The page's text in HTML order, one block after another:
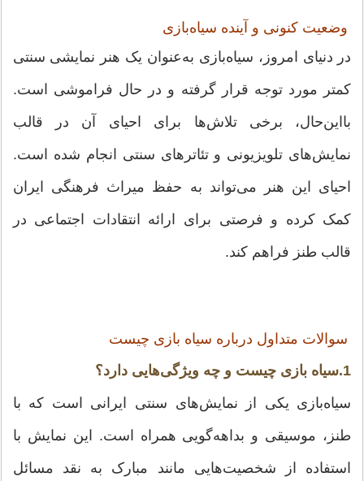
وضعیت کنونی و آینده سیاه‌بازی
در دنیای امروز، سیاه‌بازی به‌عنوان یک هنر نمایشی سنتی
کمتر مورد توجه قرار گرفته و در حال فراموشی است.
بااین‌حال، برخی تلاش‌ها برای احیای آن در قالب
نمایش‌های تلویزیونی و تئاترهای سنتی انجام شده است.
احیای این هنر می‌تواند به حفظ میراث فرهنگی ایران
کمک کرده و فرصتی برای ارائه انتقادات اجتماعی در
قالب طنز فراهم کند.
سوالات متداول درباره سیاه بازی چیست
1.سیاه بازی چیست و چه ویژگی‌هایی دارد؟
سیاه‌بازی یکی از نمایش‌های سنتی ایرانی است که با
طنز، موسیقی و بداهه‌گویی همراه است. این نمایش با
استفاده از شخصیت‌هایی مانند مبارک به نقد مسائل